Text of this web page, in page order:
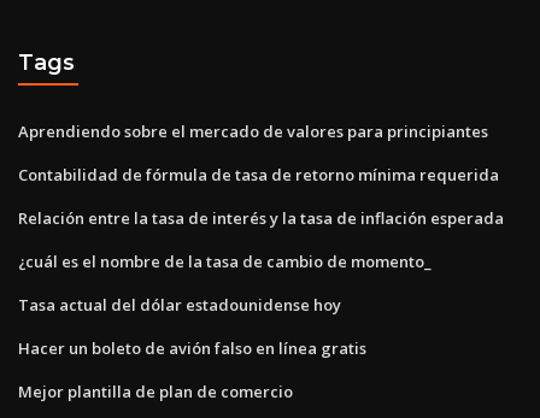
Tags
Aprendiendo sobre el mercado de valores para principiantes
Contabilidad de fórmula de tasa de retorno mínima requerida
Relación entre la tasa de interés y la tasa de inflación esperada
¿cuál es el nombre de la tasa de cambio de momento_
Tasa actual del dólar estadounidense hoy
Hacer un boleto de avión falso en línea gratis
Mejor plantilla de plan de comercio